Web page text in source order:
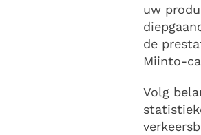
uw
de
Miinto-
Volg